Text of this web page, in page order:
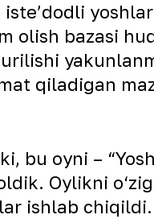
olish bazasi
qiladigan
bu oyni –
Oylikni
ishlab chiqildi.